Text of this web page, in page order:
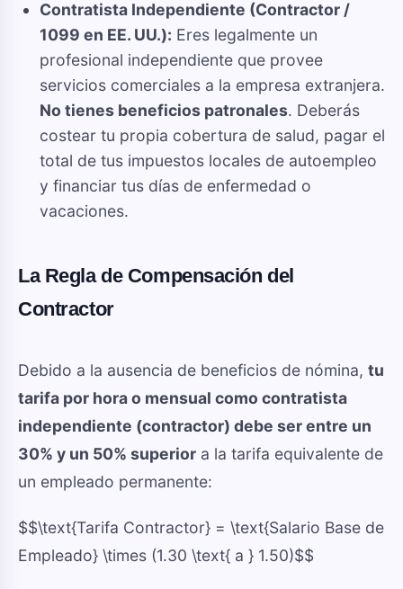
Contratista Independiente (Contractor /
1099 en EE. UU.): Eres legalmente un
profesional independiente que provee
servicios comerciales a la empresa extranjera.
No tienes beneficios patronales. Deberás
costear tu propia cobertura de salud, pagar el
total de tus impuestos locales de autoempleo
y financiar tus días de enfermedad o
vacaciones.
La Regla de Compensación del
Contractor
Debido a la ausencia de beneficios de nómina, tu
tarifa por hora o mensual como contratista
independiente (contractor) debe ser entre un
30% y un 50% superior a la tarifa equivalente de
un empleado permanente:
$$\text{Tarifa Contractor} = \text{Salario Base de
Empleado} \times (1.30 \text{ a } 1.50)$$